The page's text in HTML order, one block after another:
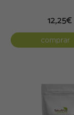
12,25€
comprar